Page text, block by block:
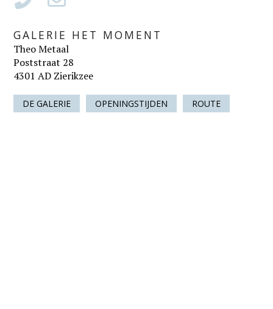
GALERIE HET MOMENT
Theo Metaal
Poststraat 28
4301 AD Zierikzee
DE GALERIE OPENINGSTIJDEN ROUTE